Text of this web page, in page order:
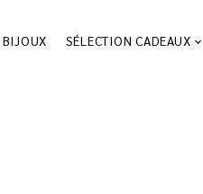
BIJOUX SÉLECTION CADEAUX